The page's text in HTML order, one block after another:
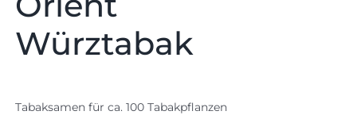
Würztabak
Tabaksamen für ca. 100 Tabakpflanzen